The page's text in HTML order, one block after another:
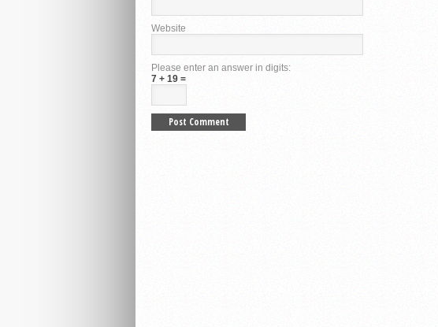
Website
Please enter an answer in digits:
7 + 19 =